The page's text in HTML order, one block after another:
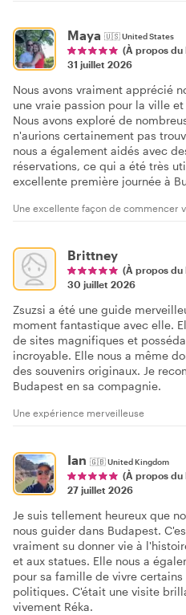
Maya 🇺🇸United States
(À propos du
31 juillet 2026
Nous avons vraiment apprécié
une vraie passion pour la ville
Nous avons exploré de
n'aurions certainement pas
nous a également aidés avec
réservations, ce qui a été très
excellente première journée à
Une excellente façon de commencer
Brittney
(À propos du
30 juillet 2026
Zsuzsi a été une guide
moment fantastique avec elle.
de sites magnifiques et
incroyable. Elle nous a même
des souvenirs originaux. Je
Budapest en sa compagnie.
Une expérience merveilleuse
Ian 🇬🇧United Kingdom
(À propos du
27 juillet 2026
Je suis tellement heureux que
nous guider dans Budapest.
vraiment su donner vie à
et aux statues. Elle nous a
pour sa famille de vivre
politiques. C'était une visite
vivement Réka.